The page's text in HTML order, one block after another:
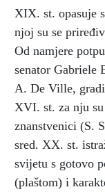
XIX. st. opasuje
njoj su se
Od namjere
senator Gabriele
A. De Ville,
XVI. st. za nju
znanstvenici (S.
sred. XX. st.
svijetu s gotovo
(plaštom) i